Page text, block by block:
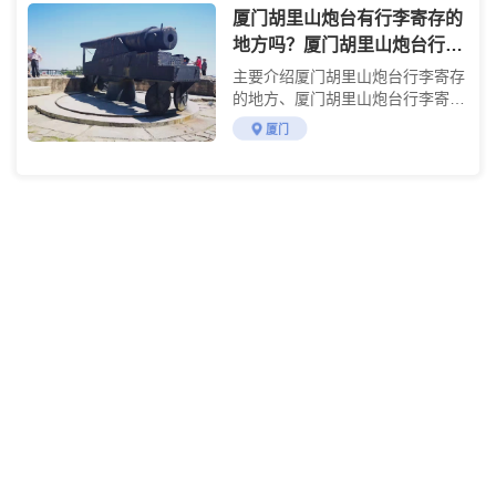
厦门胡里山炮台有行李寄存的
地方吗？厦门胡里山炮台行李
寄存收费详情
主要介绍厦门胡里山炮台行李寄存
的地方、厦门胡里山炮台行李寄存
的费用及参观攻略
厦门